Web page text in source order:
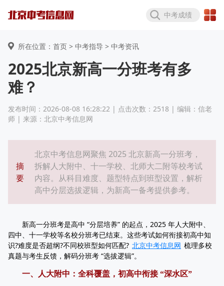
中考成绩
所在位置：首页 > 中考指导 > 中考资讯
2025北京新高一分班考有多
难？
发布时间：2026-08-08 16:28:22 | 点击次数：2518 | 编辑：信老
师 | 来源：北京中考信息网
摘
要
北京中考信息网聚焦 2025 北京新高一分班考，
拆解人大附中、十一学校、北师大二附等校考试
内容。从科目难度、题型特点到班型设置，解析
高中分层选拔逻辑，为新高一备考提供参考。
新高一分班考是高中 “分层培养” 的起点，2025 年人大附中、
四中、十一学校等名校分班考已结束。这些考试如何衔接初高中知
识?难度是否超纲?不同校班型如何匹配? 北京中考信息网 梳理多校
真题与考生反馈，解码分班考 “选拔逻辑”。
一、人大附中：全科覆盖，初高中衔接 “深水区”